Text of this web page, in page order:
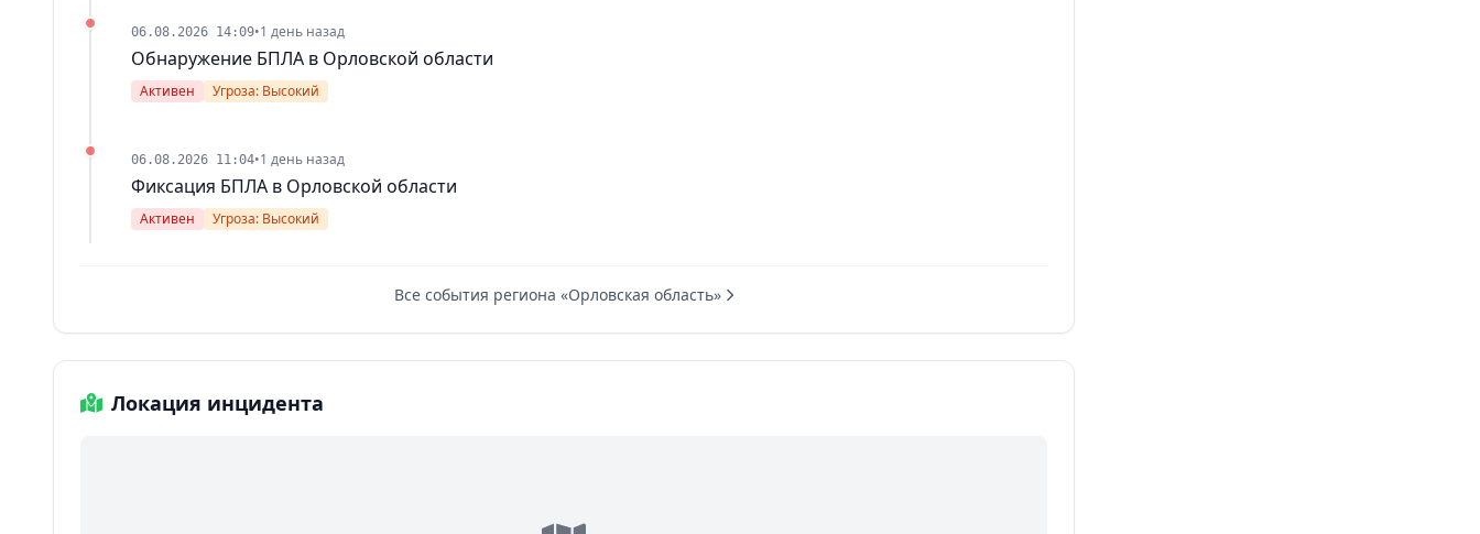
06.08.2026 14:09•1 день назад
Обнаружение БПЛА в Орловской области
Активен Угроза: Высокий
06.08.2026 11:04•1 день назад
Фиксация БПЛА в Орловской области
Активен Угроза: Высокий
Все события региона «Орловская область»
Локация инцидента